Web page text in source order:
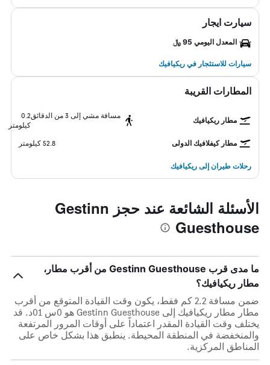
سيارت ايجار
المعدل اليومي 95 ﷼
سيارات للاستئجار في ريكيافيك
المطارات القريبة
مطار ريكيافيك
مسافة مشي إلى 3 من الدقائق
0.2
كيلومتر
مطار كيفلافيك الدولى
52.8 كيلومتر
رحلات طيران إلى ريكيافيك
الأسئلة الشائعة عند حجز Gestinn
Guesthouse
ما مدى قرب Gestinn Guesthouse من أقرب مطار،
مطار ريكيافيك؟
ضمن مسافة 2.2 كم فقط، يكون وقت القيادة المتوقع من أقرب
مطار مطار ريكيافيك إلى Gestinn Guesthouse هو 0س 01د. قد
يختلف وقت القيادة المقدر اعتماداً على أوقات المرور المرتفعة
والمنخفضة في المنطقة المحيطة. ينطبق هذا بشكل خاص على
المناطق المركزية.